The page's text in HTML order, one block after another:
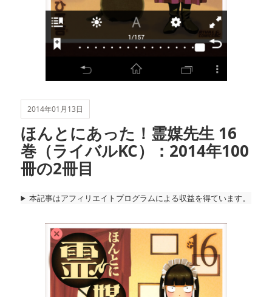
2014年01月13日
ほんとにあった！霊媒先生 16
巻（ライバルKC）：2014年100
冊の2冊目
本記事はアフィリエイトプログラムによる収益を得ています。